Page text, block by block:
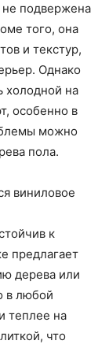
не подвержена
того, она
и текстур,
Однако
холодной на
особенно в
можно
пола.
виниловое
к
предлагает
дерева или
в любой
теплее на
что